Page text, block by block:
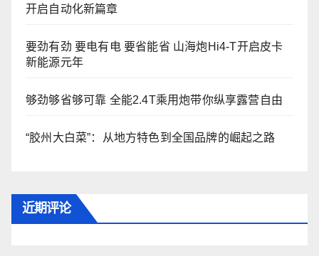
开启自动化新篇章
要劲有劲 要电有电 要省能省 山海炮Hi4-T开启皮卡
新能源元年
够劲够省够可靠 全能2.4T乘用炮带你纵享露营自由
“胶州大白菜”：从地方特色到全国品牌的崛起之路
近期评论